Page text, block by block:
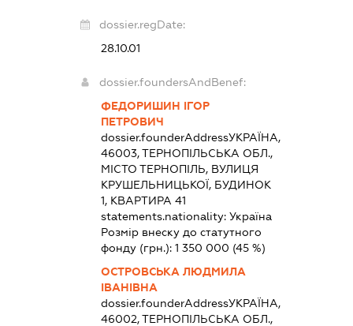
dossier.regDate:
28.10.01
dossier.foundersAndBenef:
ФЕДОРИШИН ІГОР
ПЕТРОВИЧ
dossier.founderAddressУКРАЇНА,
46003, ТЕРНОПІЛЬСЬКА ОБЛ.,
МІСТО ТЕРНОПІЛЬ, ВУЛИЦЯ
КРУШЕЛЬНИЦЬКОЇ, БУДИНОК
1, КВАРТИРА 41
statements.nationality: Україна
Розмір внеску до статутного
фонду (грн.): 1 350 000 (45 %)
ОСТРОВСЬКА ЛЮДМИЛА
ІВАНІВНА
dossier.founderAddressУКРАЇНА,
46002, ТЕРНОПІЛЬСЬКА ОБЛ.,